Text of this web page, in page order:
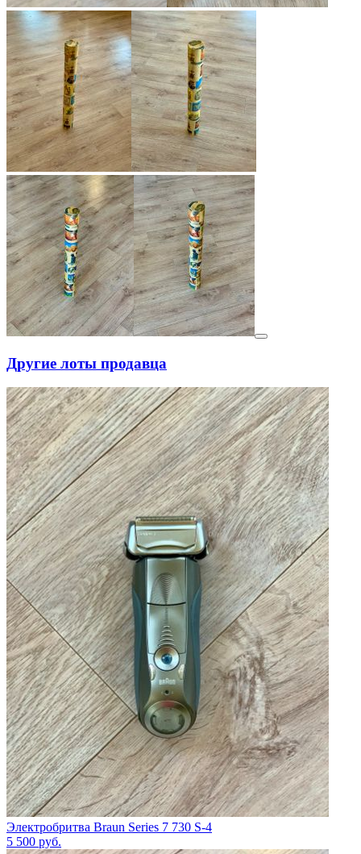
Другие лоты продавца
Электробритва Braun Series 7 730 S-4
5 500 руб.